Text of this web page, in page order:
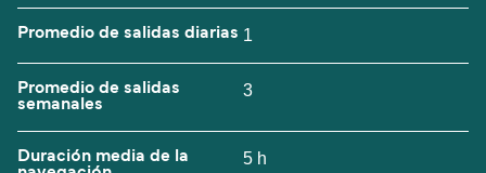
Promedio de salidas diarias 1
Promedio de salidas
semanales
3
Duración media de la
5 h